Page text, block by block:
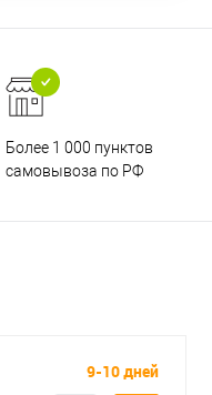
Более 1 000 пунктов
самовывоза по РФ
9-10 дней